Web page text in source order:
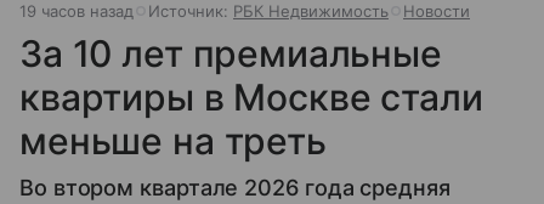
19 часов назад Источник: РБК Недвижимость Новости
За 10 лет премиальные
квартиры в Москве стали
меньше на треть
Во втором квартале 2026 года средняя